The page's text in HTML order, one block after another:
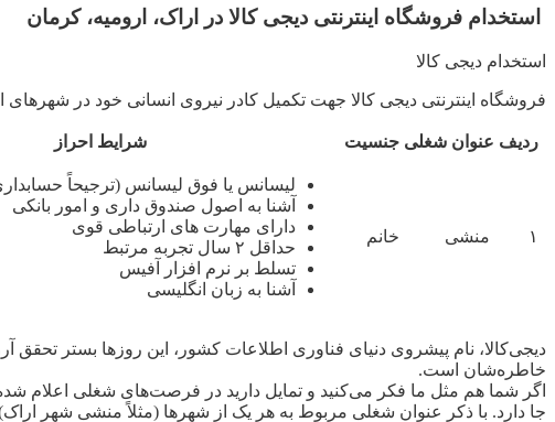
استخدام فروشگاه اینترنتی دیجی کالا در اراک، ارومیه، کرمان
استخدام دیجی کالا
فروشگاه اینترنتی دیجی کالا جهت تکمیل کادر نیروی انسانی خود در
ردیف عنوان شغلی جنسیت شرایط احراز
منشی خانم
لیسانس یا فوق لیسانس (ترجیحاً
آشنا به اصول صندوق داری و امور بانکی
دارای مهارت های ارتباطی قوی
حداقل ۲ سال تجربه مرتبط
تسلط بر نرم افزار آفیس
آشنا به زبان انگلیسی
دیجی‌کالا، نام پیشروی دنیای فناوری اطلاعات کشور، این روزها بستر تحقق
خاطره‌شان است.
اگر شما هم مثل ما فکر می‌کنید و تمایل دارید در فرصت‌های شغلی اعلام
جا دارد. با ذکر عنوان شغلی مربوط به هر یک از شهرها (مثلاً منشی شهر